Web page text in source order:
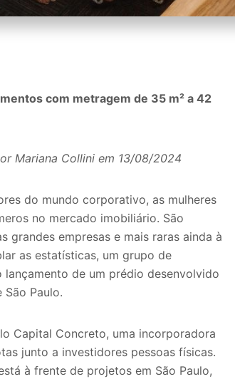
com metragem de 35 m² a 42
Mariana Collini em 13/08/2024
do mundo corporativo, as mulheres
no mercado imobiliário. São
grandes empresas e mais raras ainda à
as estatísticas, um grupo de
de um prédio desenvolvido
São Paulo.
Capital Concreto, uma incorporadora
junto a investidores pessoas físicas.
à frente de projetos em São Paulo,